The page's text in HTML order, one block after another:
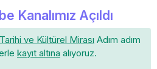
Kanalımız Açıldı
Tarihi ve Kültürel Mirası Adım adım
kayıt altına alıyoruz.